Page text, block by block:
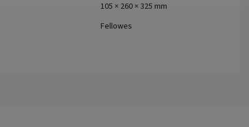
105 × 260 × 325 mm
Fellowes